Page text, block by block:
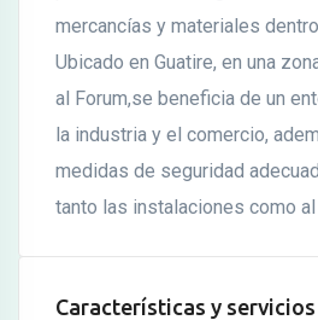
mercancías y materiales
Ubicado en Guatire, en una
al Forum,se beneficia de un
la industria y el comercio,
medidas de seguridad
tanto las instalaciones como
Características y servicios